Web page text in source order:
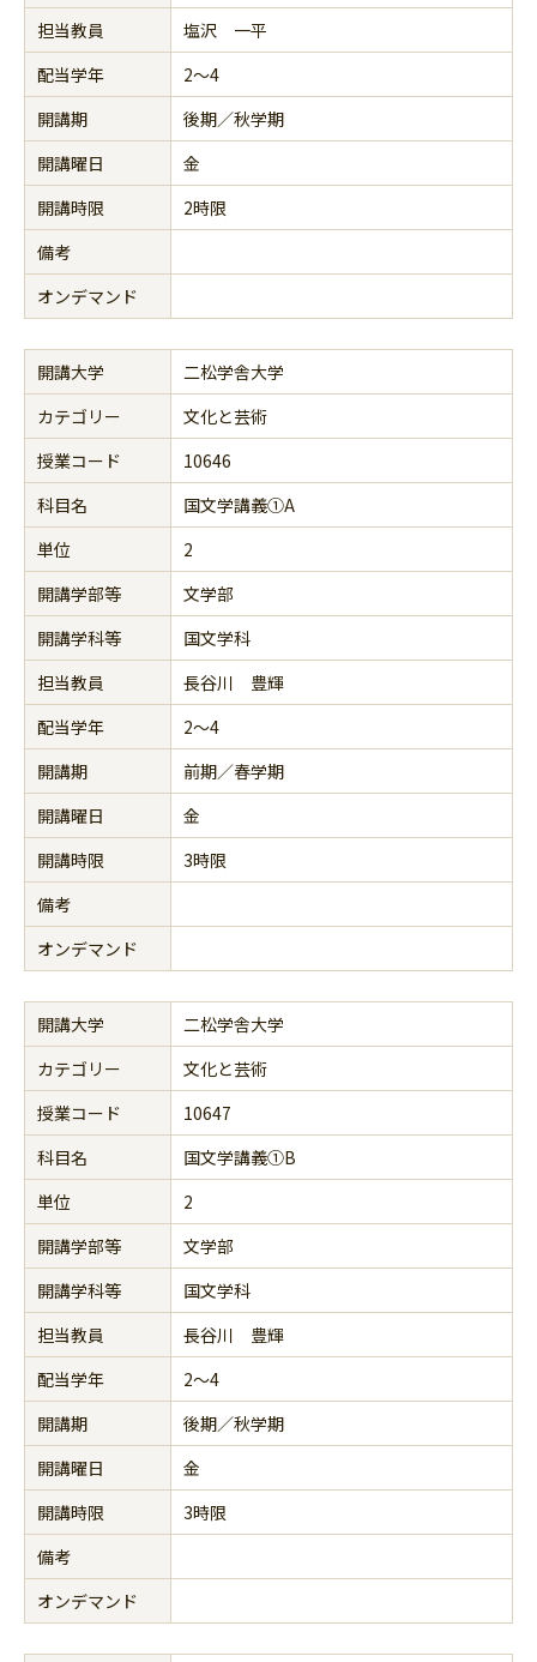
担当教員
塩沢 一平
配当学年
2～4
開講期
後期／秋学期
開講曜日
金
開講時限
2時限
備考
オンデマンド
開講大学
二松学舎大学
カテゴリー
文化と芸術
授業コード
10646
科目名
国文学講義①A
単位
2
開講学部等
文学部
開講学科等
国文学科
担当教員
長谷川 豊輝
配当学年
2～4
開講期
前期／春学期
開講曜日
金
開講時限
3時限
備考
オンデマンド
開講大学
二松学舎大学
カテゴリー
文化と芸術
授業コード
10647
科目名
国文学講義①B
単位
2
開講学部等
文学部
開講学科等
国文学科
担当教員
長谷川 豊輝
配当学年
2～4
開講期
後期／秋学期
開講曜日
金
開講時限
3時限
備考
オンデマンド